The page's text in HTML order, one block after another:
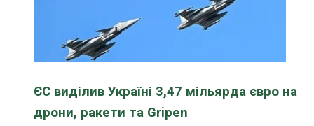
ЄС виділив Україні 3,47 мільярда євро на
дрони, ракети та Gripen